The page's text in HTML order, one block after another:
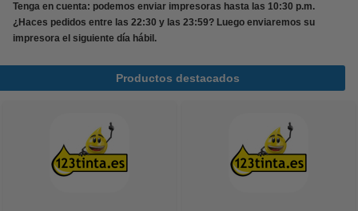
Tenga en cuenta: podemos enviar impresoras hasta las 10:30 p.m.
¿Haces pedidos entre las 22:30 y las 23:59? Luego enviaremos su
impresora el siguiente día hábil.
Productos destacados